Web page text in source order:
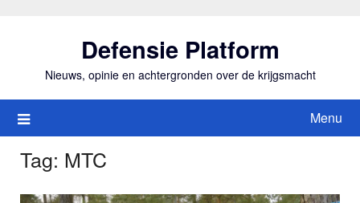
Defensie Platform
Nieuws, opinie en achtergronden over de krijgsmacht
Menu
Tag: MTC